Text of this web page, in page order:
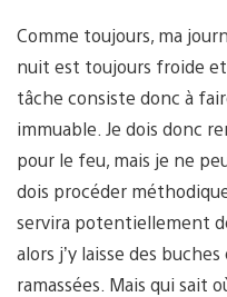
Comme toujours, ma
nuit est toujours froide
tâche consiste donc à
immuable. Je dois donc
pour le feu, mais je ne
dois procéder
servira potentiellement
alors j’y laisse des
ramassées. Mais qui sait